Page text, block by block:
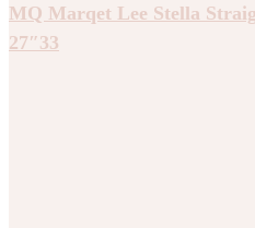
MQ Marqet Lee Stella
27″33